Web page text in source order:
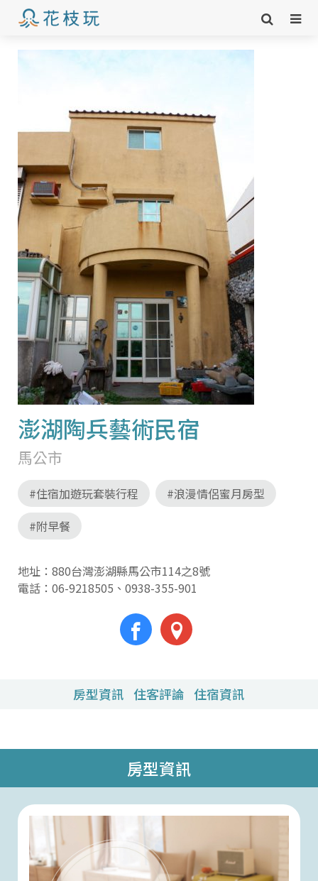
澎湖陶兵藝術民宿
馬公市
#住宿加遊玩套裝行程
#浪漫情侶蜜月房型
#附早餐
地址：880台灣澎湖縣馬公市114之8號
電話： 06-9218505 、 0938-355-901
房型資訊 住客評論 住宿資訊
房型資訊